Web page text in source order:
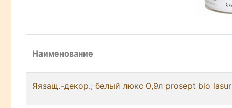
Наименование
Яязащ.-декор.; белый люкс 0,9л prosept bio lasur